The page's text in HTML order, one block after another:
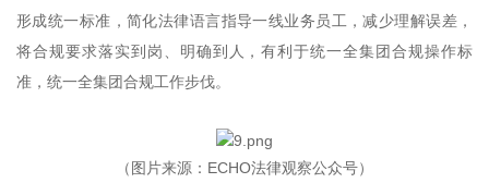
形成统一标准，简化法律语言指导一线业务员工，减少理解误差，
将合规要求落实到岗、明确到人，有利于统一全集团合规操作标
准，统一全集团合规工作步伐。
（图片来源：ECHO法律观察公众号）